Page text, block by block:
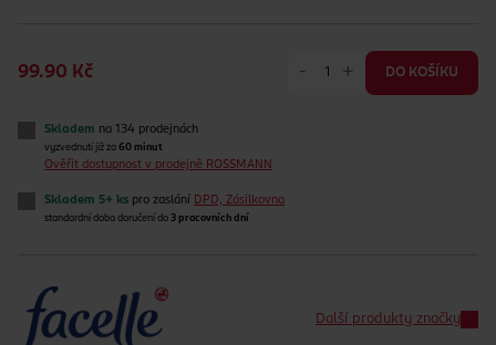
99.90 Kč - + DO KOŠÍKU
Skladem na 134 prodejnách
vyzvednutí již za 60 minut
Ověřit dostupnost v prodejně ROSSMANN
Skladem 5+ ks pro zaslání DPD, Zásilkovna
standardní doba doručení do 3 pracovních dní
Další produkty značky